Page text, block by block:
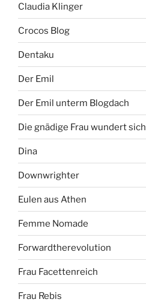
Claudia Klinger
Crocos Blog
Dentaku
Der Emil
Der Emil unterm Blogdach
Die gnädige Frau wundert sich
Dina
Downwrighter
Eulen aus Athen
Femme Nomade
Forwardtherevolution
Frau Facettenreich
Frau Rebis